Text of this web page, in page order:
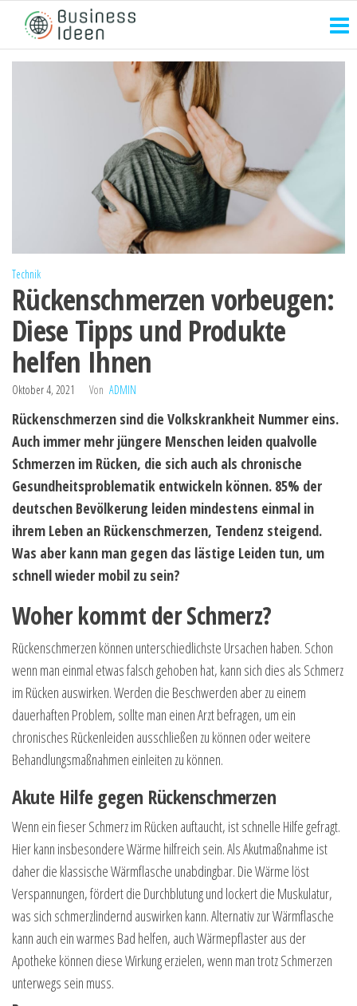
springen
Technik
Rückenschmerzen vorbeugen:
Diese Tipps und Produkte
helfen Ihnen
Oktober 4, 2021 Von ADMIN
Rückenschmerzen sind die Volkskrankheit Nummer eins.
Auch immer mehr jüngere Menschen leiden qualvolle
Schmerzen im Rücken, die sich auch als chronische
Gesundheitsproblematik entwickeln können. 85% der
deutschen Bevölkerung leiden mindestens einmal in
ihrem Leben an Rückenschmerzen, Tendenz steigend.
Was aber kann man gegen das lästige Leiden tun, um
schnell wieder mobil zu sein?
Woher kommt der Schmerz?
Rückenschmerzen können unterschiedlichste Ursachen haben. Schon
wenn man einmal etwas falsch gehoben hat, kann sich dies als Schmerz
im Rücken auswirken. Werden die Beschwerden aber zu einem
dauerhaften Problem, sollte man einen Arzt befragen, um ein
chronisches Rückenleiden ausschließen zu können oder weitere
Behandlungsmaßnahmen einleiten zu können.
Akute Hilfe gegen Rückenschmerzen
Wenn ein fieser Schmerz im Rücken auftaucht, ist schnelle Hilfe gefragt.
Hier kann insbesondere Wärme hilfreich sein. Als Akutmaßnahme ist
daher die klassische Wärmflasche unabdingbar. Die Wärme löst
Verspannungen, fördert die Durchblutung und lockert die Muskulatur,
was sich schmerzlindernd auswirken kann. Alternativ zur Wärmflasche
kann auch ein warmes Bad helfen, auch Wärmepflaster aus der
Apotheke können diese Wirkung erzielen, wenn man trotz Schmerzen
unterwegs sein muss.